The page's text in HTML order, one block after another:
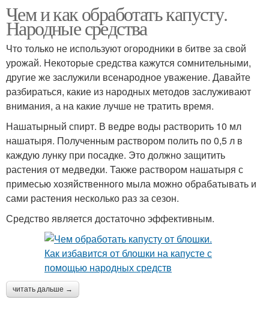
Чем и как обработать капусту.
Народные средства
Что только не используют огородники в битве за свой
урожай. Некоторые средства кажутся сомнительными,
другие же заслужили всенародное уважение. Давайте
разбираться, какие из народных методов заслуживают
внимания, а на какие лучше не тратить время.
Нашатырный спирт. В ведре воды растворить 10 мл
нашатыря. Полученным раствором полить по 0,5 л в
каждую лунку при посадке. Это должно защитить
растения от медведки. Также раствором нашатыря с
примесью хозяйственного мыла можно обрабатывать и
сами растения несколько раз за сезон.
Средство является достаточно эффективным.
читать дальше →